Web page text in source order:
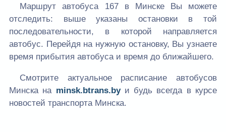
Маршрут автобуса 167 в Минске Вы можете
отследить: выше указаны остановки в той
последовательности, в которой направляется
автобус. Перейдя на нужную остановку, Вы узнаете
время прибытия автобуса и время до ближайшего.
Смотрите актуальное расписание автобусов
Минска на minsk.btrans.byи будь всегда в курсе
новостей транспорта Минска.